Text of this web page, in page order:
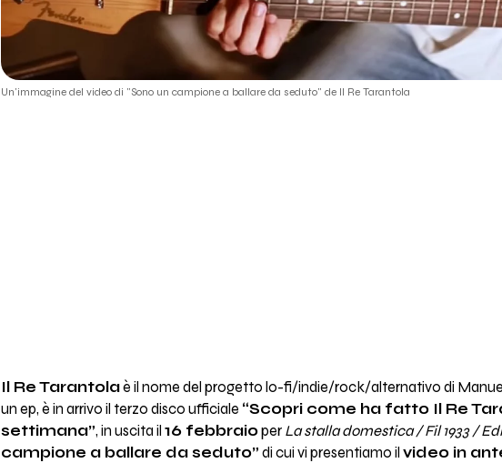
Un'immagine del video di "Sono un campione a ballare da seduto" de Il Re Tarantola
Il Re Tarantolaè il nome del progetto lo-fi/indie/rock/alternativo di
un ep, è in arrivo il terzo disco ufficiale “Scopri come ha fatto Il Re
settimana”, in uscita il 16 febbraioper La stalla domestica / Fil 1933 /
campione a ballare da seduto” di cui vi presentiamo il video in